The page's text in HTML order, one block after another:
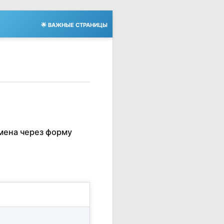
🌟 ВАЖНЫЕ СТРАНИЦЫ
через форму